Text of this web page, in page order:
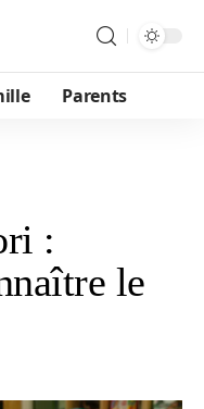
Parents
:
le